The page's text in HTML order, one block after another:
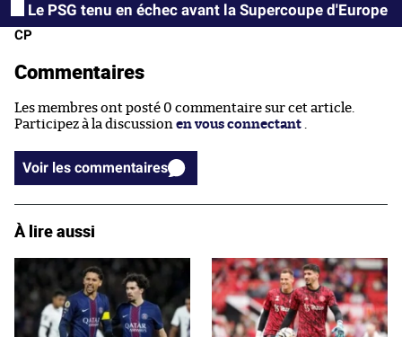
Le PSG tenu en échec avant la Supercoupe d'Europe
CP
Commentaires
Les membres ont posté 0 commentaire sur cet article.
Participez à la discussion en vous connectant .
Voir les commentaires
À lire aussi